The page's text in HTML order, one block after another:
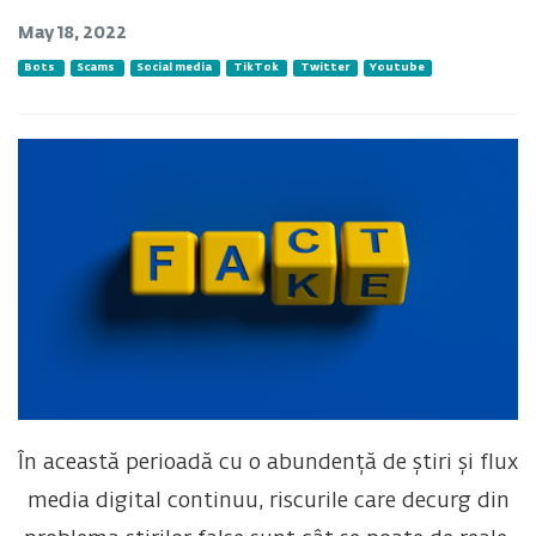
May 18, 2022
Bots Scams Social media TikTok Twitter Youtube
În această perioadă cu o abundență de știri și flux
media digital continuu, riscurile care decurg din